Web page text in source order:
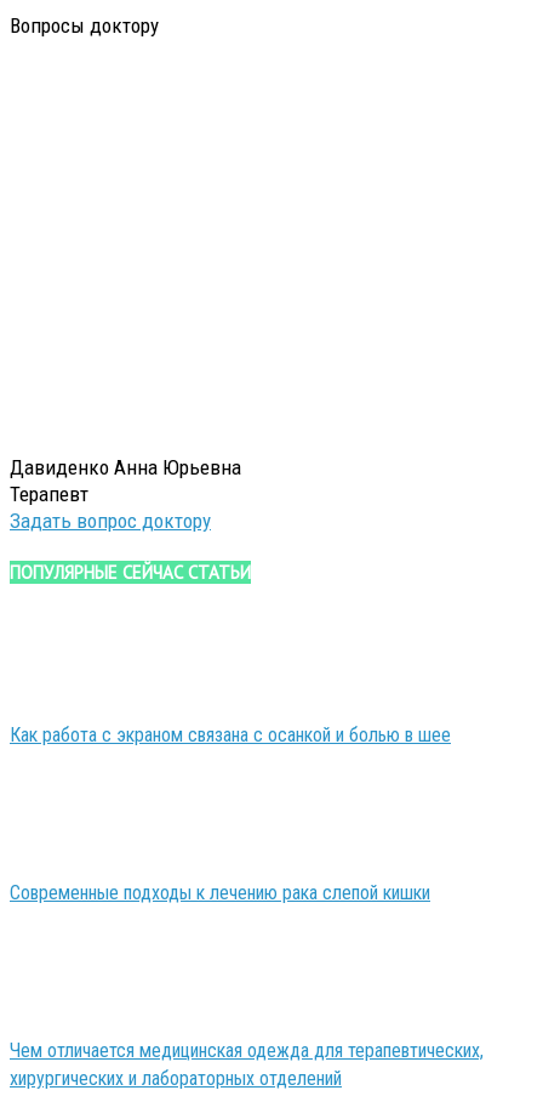
Вопросы доктору
Давиденко Анна Юрьевна
Терапевт
Задать вопрос доктору
ПОПУЛЯРНЫЕ СЕЙЧАС СТАТЬИ
Как работа с экраном связана с осанкой и болью в шее
Современные подходы к лечению рака слепой кишки
Чем отличается медицинская одежда для терапевтических,
хирургических и лабораторных отделений